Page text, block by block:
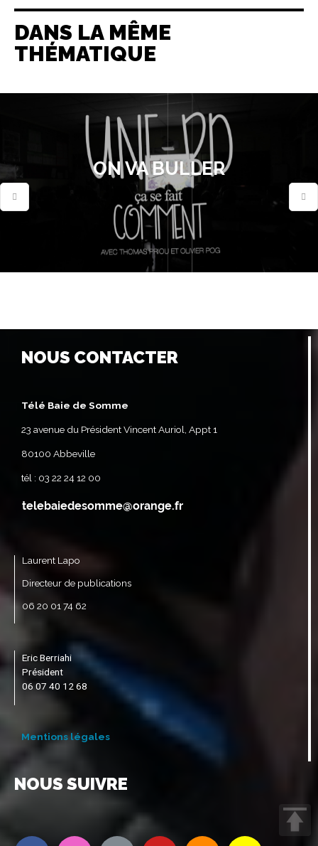
DANS LA MÊME
THÉMATIQUE
ON VA BULLER
NOUS CONTACTER
Télé Baie de Somme
23 avenue du Président Vincent Auriol, Appt 1
80100 Abbeville
tél : 03 22 24 12 00
Laurent Lapo
Directeur de publications
06 20 01 74 62
Eric Berriahi
Président
06 07 40 12 68
Mentions légales
NOUS SUIVRE